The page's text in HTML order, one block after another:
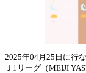
2025年04月25日に行
Ｊ1リーグ（MEIJI